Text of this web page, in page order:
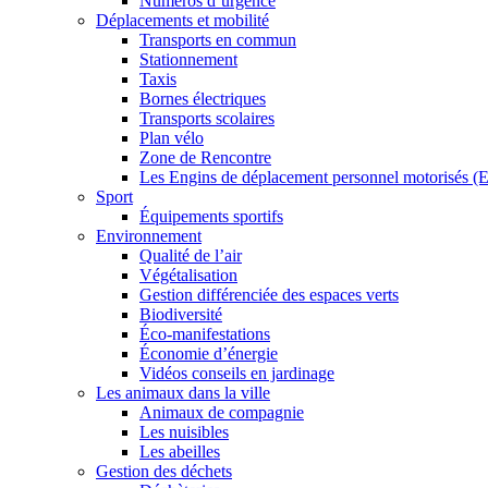
Déplacements et mobilité
Transports en commun
Stationnement
Taxis
Bornes électriques
Transports scolaires
Plan vélo
Zone de Rencontre
Les Engins de déplacement personnel motorisés
Sport
Équipements sportifs
Environnement
Qualité de l’air
Végétalisation
Gestion différenciée des espaces verts
Biodiversité
Éco-manifestations
Économie d’énergie
Vidéos conseils en jardinage
Les animaux dans la ville
Animaux de compagnie
Les nuisibles
Les abeilles
Gestion des déchets